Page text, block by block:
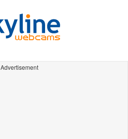
Advertisement